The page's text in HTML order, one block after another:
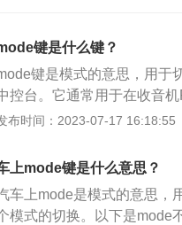
键是什么键？
键是模式的意思，用于
控台。它通常用于在收音
换汽车空调出风口模式。
面。激活三键调节功能后
控台mode键工作原理相同。
布时间：2023-07-17 16:18:55
上mode键是什么意思？
车上mode是模式的意思，
模式的切换。以下是mode